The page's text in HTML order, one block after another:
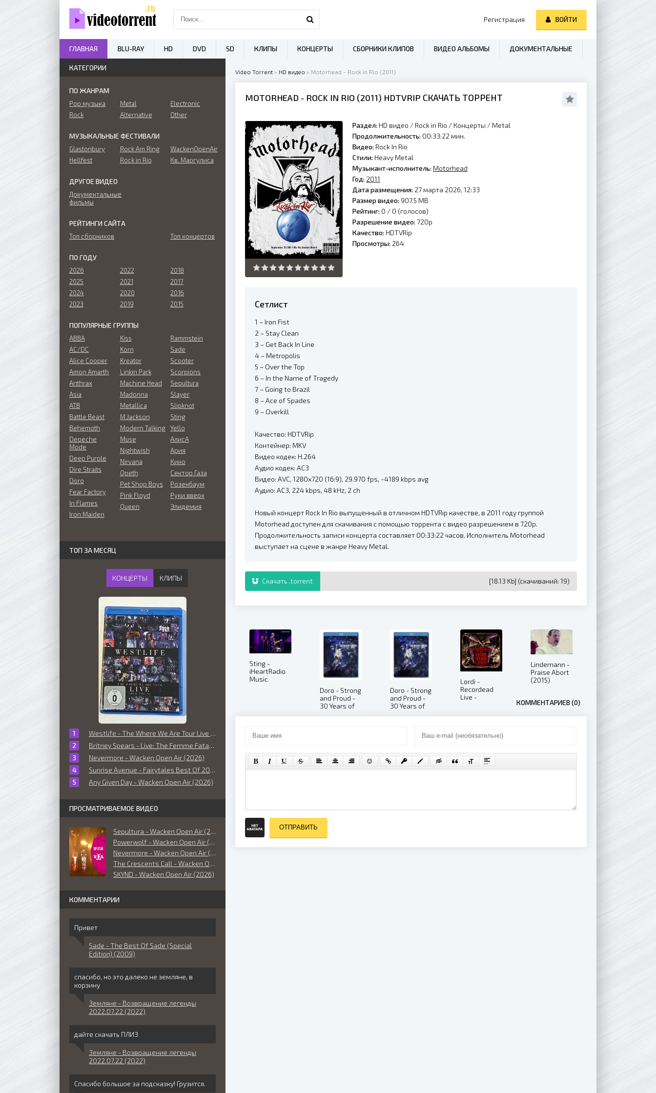
Video Torrent » HD видео » Motorhead - Rock In Rio (2011)
MOTORHEAD - ROCK IN RIO (2011) HDTVRIP СКАЧАТЬ ТОРРЕНТ
Раздел: HD видео / Rock in Rio / Концерты / Metal
Продолжительность: 00:33:22 мин.
Видео: Rock In Rio
Стили: Heavy Metal
Музыкант-исполнитель: Motorhead
Год: 2011
Дата размещения: 27 марта 2026, 12:33
Размер видео: 907.5 MB
Рейтинг: 0 / 0 (голосов)
Разрешение видео: 720p
Качество: HDTVRip
Просмотры: 264
Сетлист
1 – Iron Fist
2 – Stay Clean
3 – Get Back In Line
4 – Metropolis
5 – Over the Top
6 – In the Name of Tragedy
7 – Going to Brazil
8 – Ace of Spades
9 – Overkill
Качество: HDTVRip
Контейнер: MKV
Видео кодек: H.264
Аудио кодек: AC3
Видео: AVC, 1280x720 (16:9), 29.970 fps, ~4189 kbps avg
Аудио: AC3, 224 kbps, 48 kHz, 2 ch
Новый концерт Rock In Rio выпущенный в отличном HDTVRip качестве, в 2011 году группой
Motorhead доступен для скачивания с помощью торрента с видео разрешением в 720p.
Продолжительность записи концерта составляет 00:33:22 часов. Исполнитель Motorhead
выступает на сцене в жанре Heavy Metal.
Скачать .torrent [18.13 Kb] (cкачиваний: 19)
Sting -
iHeartRadio
Music
Doro - Strong
and Proud -
30 Years of
Doro - Strong
and Proud -
30 Years of
Lordi -
Recordead
Live -
Lindemann -
Praise Abort
(2015)
КОММЕНТАРИЕВ (0)
ОТПРАВИТЬ
КАТЕГОРИИ
ПО ЖАНРАМ
Pop музыка
Rock
Metal
Alternative
Electronic
Other
МУЗЫКАЛЬНЫЕ ФЕСТИВАЛИ
Glastonbury
Hellfest
Rock Am Ring
Rock in Rio
WackenOpenAir
Кв. Маргулиса
ДРУГОЕ ВИДЕО
Документальные
фильмы
РЕЙТИНГИ САЙТА
Топ сборников Топ концертов
ПО ГОДУ
2026
2025
2024
2023
2022
2021
2020
2019
2018
2017
2016
2015
ПОПУЛЯРНЫЕ ГРУППЫ
ABBA
AC/DC
Alice Cooper
Amon Amarth
Anthrax
Asia
ATB
Battle Beast
Behemoth
Depeche
Mode
Deep Purple
Dire Straits
Doro
Fear Factory
In Flames
Iron Maiden
Kiss
Korn
Kreator
Linkin Park
Machine Head
Madonna
Metallica
M.Jackson
Modern Talking
Muse
Nightwish
Nirvana
Opeth
Pet Shop Boys
Pink Floyd
Queen
Rammstein
Sade
Scooter
Scorpions
Sepultura
Slayer
Slipknot
Sting
Yello
АлисА
Ария
Кино
Сектор Газа
Розенбаум
Руки вверх
Эпидемия
ТОП ЗА МЕСЯЦ
КОНЦЕРТЫ КЛИПЫ
Westlife - The Where We Are Tour Live From The O2 (2010)
Britney Spears - Live: The Femme Fatale Tour (2011)
Nevermore - Wacken Open Air (2026)
Sunrise Avenue - Fairytales Best Of 2006-2014 (Live at O² World Hamburg) (2014)
Any Given Day - Wacken Open Air (2026)
ПРОСМАТРИВАЕМОЕ ВИДЕО
Sepultura - Wacken Open Air (2026)
Powerwolf - Wacken Open Air (2026)
Nevermore - Wacken Open Air (2026)
The Crescents Call - Wacken Open Air (2026)
SKYND - Wacken Open Air (2026)
КОММЕНТАРИИ
Привет
Sade - The Best Of Sade (Special
Edition) (2009)
спасибо, но это далеко не земляне, в
корзину
Земляне - Возвращение легенды
2022.07.22 (2022)
дайте скачать ПЛИЗ
Земляне - Возвращение легенды
2022.07.22 (2022)
Спасибо большое за подсказку! Грузится.
Регистрация ВОЙТИ
ГЛАВНАЯ BLU-RAY HD DVD SD КЛИПЫ КОНЦЕРТЫ СБОРНИКИ КЛИПОВ ВИДЕО АЛЬБОМЫ ДОКУМЕНТАЛЬНЫЕ